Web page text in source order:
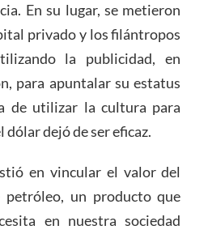
En su lugar, se metieron
privado y los filántropos
la publicidad, en
para apuntalar su estatus
de utilizar la cultura para
dejó de ser eficaz.
en vincular el valor del
un producto que
en nuestra sociedad